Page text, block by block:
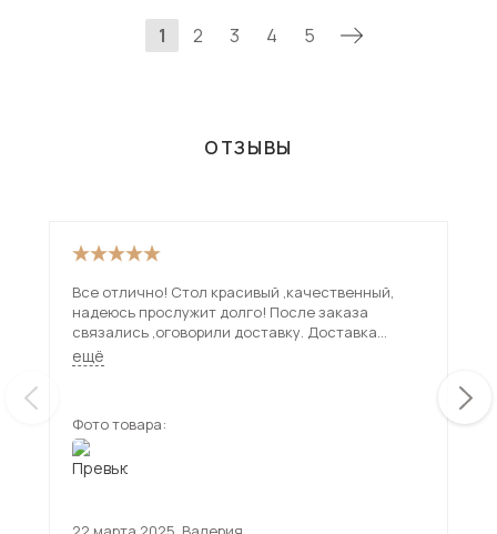
1 2 3 4 5
ОТЗЫВЫ
Все отлично! Стол красивый ,качественный,
надеюсь прослужит долго! После заказа
связались ,оговорили доставку. Доставка
привезла стол в срок , все проверили ! Спасибо
продавцу и доставке!
ещё
Фото товара: